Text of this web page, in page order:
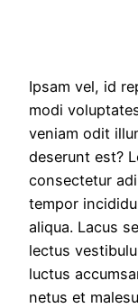
Ipsam vel, id
modi
veniam odit
deserunt est?
consectetur
tempor
aliqua. Lacus
lectus
luctus
netus et